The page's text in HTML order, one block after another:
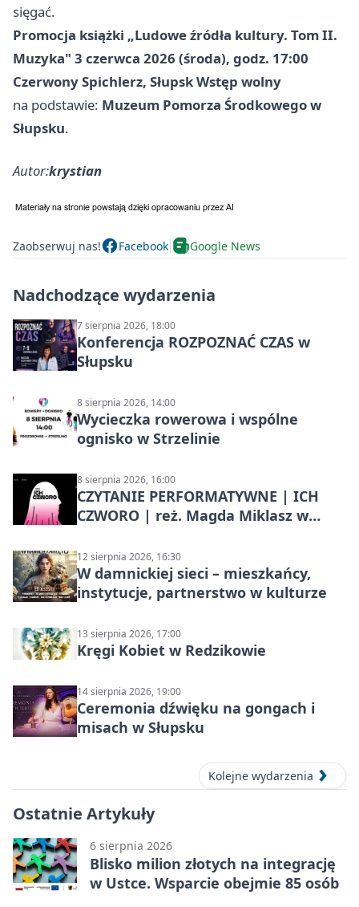
sięgać.
Promocja książki „Ludowe źródła kultury. Tom II.
Muzyka" 3 czerwca 2026 (środa), godz. 17:00
Czerwony Spichlerz, SłupskWstęp wolny
na podstawie: Muzeum Pomorza Środkowego w
Słupsku.
Autor:krystian
Zaobserwuj nas! Facebook Google News
Nadchodzące wydarzenia
7 sierpnia 2026, 18:00
Konferencja ROZPOZNAĆ CZAS w
Słupsku
8 sierpnia 2026, 14:00
Wycieczka rowerowa i wspólne
ognisko w Strzelinie
8 sierpnia 2026, 16:00
CZYTANIE PERFORMATYWNE | ICH
CZWORO | reż. Magda Miklasz w
12 sierpnia 2026, 16:30
W damnickiej sieci – mieszkańcy,
instytucje, partnerstwo w kulturze
13 sierpnia 2026, 17:00
Kręgi Kobiet w Redzikowie
14 sierpnia 2026, 19:00
Ceremonia dźwięku na gongach i
misach w Słupsku
Kolejne wydarzenia
Ostatnie Artykuły
6 sierpnia 2026
Blisko milion złotych na integrację
w Ustce. Wsparcie obejmie 85 osób